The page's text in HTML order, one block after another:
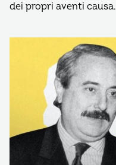
dei propri aventi causa.